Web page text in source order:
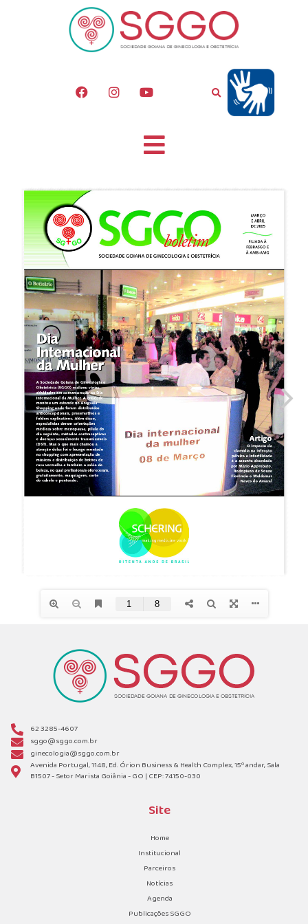
62 3285-4607
sggo@sggo.com.br
ginecologia@sggo.com.br
Avenida Portugal, 1148, Ed. Órion Business & Health Complex, 15º andar, Sala
B1507 - Setor Marista Goiânia - GO | CEP: 74150-030
Site
Home
Institucional
Parceiros
Notícias
Agenda
Publicações SGGO